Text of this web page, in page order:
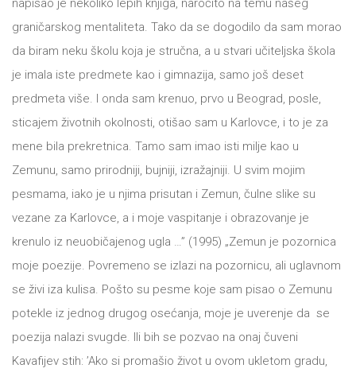
napisao je nekoliko lepih knjiga, naročito na temu našeg
graničarskog mentaliteta. Tako da se dogodilo da sam morao
da biram neku školu koja je stručna, a u stvari učiteljska škola
je imala iste predmete kao i gimnazija, samo još deset
predmeta više. I onda sam krenuo, prvo u Beograd, posle,
sticajem životnih okolnosti, otišao sam u Karlovce, i to je za
mene bila prekretnica. Tamo sam imao isti milje kao u
Zemunu, samo prirodniji, bujniji, izražajniji. U svim mojim
pesmama, iako je u njima prisutan i Zemun, čulne slike su
vezane za Karlovce, a i moje vaspitanje i obrazovanje je
krenulo iz neuobičajenog ugla …” (1995) „Zemun je pozornica
moje poezije. Povremeno se izlazi na pozornicu, ali uglavnom
se živi iza kulisa. Pošto su pesme koje sam pisao o Zemunu
potekle iz jednog drugog osećanja, moje je uverenje da se
poezija nalazi svugde. Ili bih se pozvao na onaj čuveni
Kavafijev stih: ’Ako si promašio život u ovom ukletom gradu,